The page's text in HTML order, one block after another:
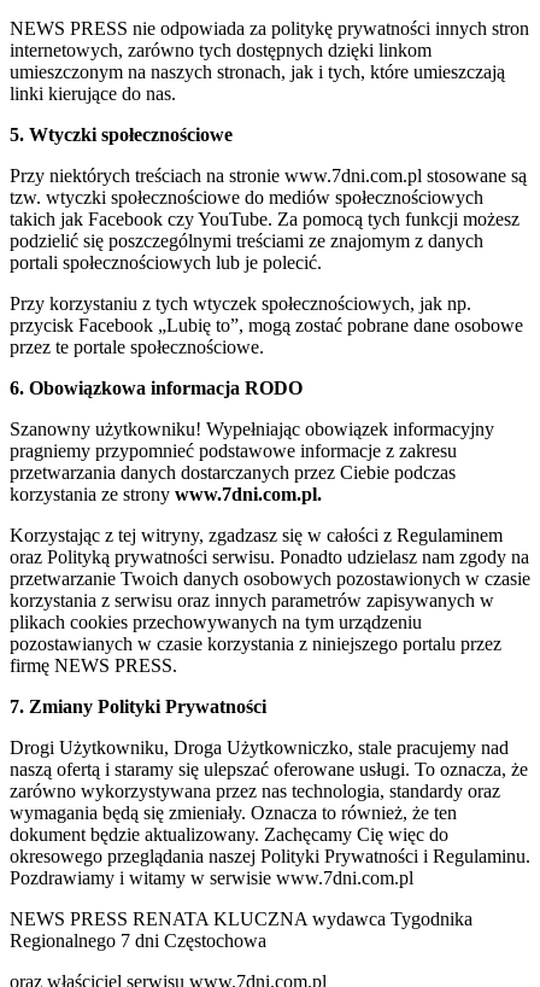
NEWS PRESS nie odpowiada za politykę prywatności innych stron
internetowych, zarówno tych dostępnych dzięki linkom
umieszczonym na naszych stronach, jak i tych, które umieszczają
linki kierujące do nas.
5. Wtyczki społecznościowe
Przy niektórych treściach na stronie www.7dni.com.pl stosowane są
tzw. wtyczki społecznościowe do mediów społecznościowych
takich jak Facebook czy YouTube. Za pomocą tych funkcji możesz
podzielić się poszczególnymi treściami ze znajomym z danych
portali społecznościowych lub je polecić.
Przy korzystaniu z tych wtyczek społecznościowych, jak np.
przycisk Facebook „Lubię to”, mogą zostać pobrane dane osobowe
przez te portale społecznościowe.
6. Obowiązkowa informacja RODO
Szanowny użytkowniku! Wypełniając obowiązek informacyjny
pragniemy przypomnieć podstawowe informacje z zakresu
przetwarzania danych dostarczanych przez Ciebie podczas
korzystania ze strony www.7dni.com.pl.
Korzystając z tej witryny, zgadzasz się w całości z Regulaminem
oraz Polityką prywatności serwisu. Ponadto udzielasz nam zgody na
przetwarzanie Twoich danych osobowych pozostawionych w czasie
korzystania z serwisu oraz innych parametrów zapisywanych w
plikach cookies przechowywanych na tym urządzeniu
pozostawianych w czasie korzystania z niniejszego portalu przez
firmę NEWS PRESS.
7. Zmiany Polityki Prywatności
Drogi Użytkowniku, Droga Użytkowniczko, stale pracujemy nad
naszą ofertą i staramy się ulepszać oferowane usługi. To oznacza, że
zarówno wykorzystywana przez nas technologia, standardy oraz
wymagania będą się zmieniały. Oznacza to również, że ten
dokument będzie aktualizowany. Zachęcamy Cię więc do
okresowego przeglądania naszej Polityki Prywatności i Regulaminu.
Pozdrawiamy i witamy w serwisie www.7dni.com.pl
NEWS PRESS RENATA KLUCZNA wydawca Tygodnika
Regionalnego 7 dni Częstochowa
oraz właściciel serwisu www.7dni.com.pl